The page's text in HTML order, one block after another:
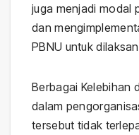
juga menjadi modal
dan
PBNU untuk
Berbagai Kelebihan
dalam
tersebut tidak